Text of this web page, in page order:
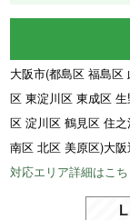
大阪市(都島区 福島
区 東淀川区 東成区
区 淀川区 鶴見区 住
南区 北区 美原区)大
対応エリア詳細はこち